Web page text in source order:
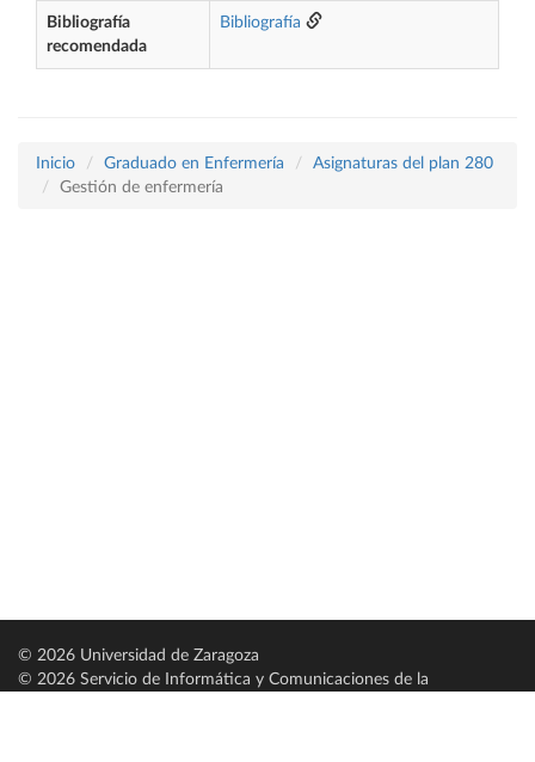
Bibliografía
recomendada
Bibliografía
Inicio Graduado en Enfermería
Asignaturas del plan 280
Gestión de enfermería
© 2026 Universidad de Zaragoza
© 2026 Servicio de Informática y Comunicaciones de la